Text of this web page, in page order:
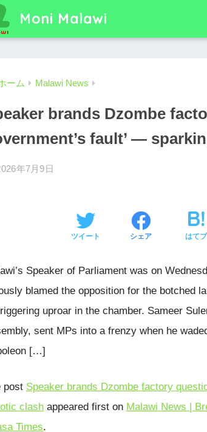
Moni Malawi
ーム Malawi News
brands Dzombe
fault’ —
年7月9日
ツイート シェア はてブ
Speaker of Parliament was on
blamed the opposition for the botched
uproar in the chamber. Sameer
sent MPs into a frenzy when he
[…]
post Speaker brands Dzombe factory
clash appeared first on Malawi News |
Times.